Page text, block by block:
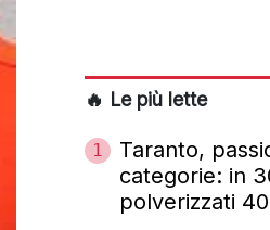
🔥 Le più lette
1
Taranto,
categorie: in
polverizzati